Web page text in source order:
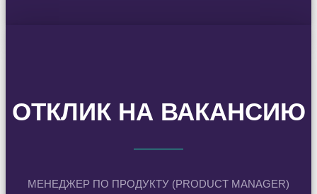
ОТКЛИК НА ВАКАНСИЮ
МЕНЕДЖЕР ПО ПРОДУКТУ (PRODUCT MANAGER)